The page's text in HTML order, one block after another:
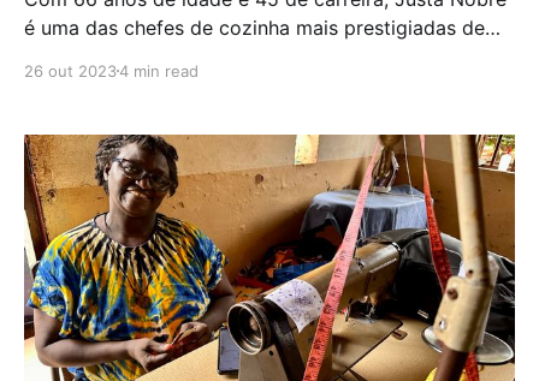
é uma das chefes de cozinha mais prestigiadas de
receitas. Foi jurada do programa da RTP Masterchef
o Prémio Carreira do guia
26 out 20234 min read